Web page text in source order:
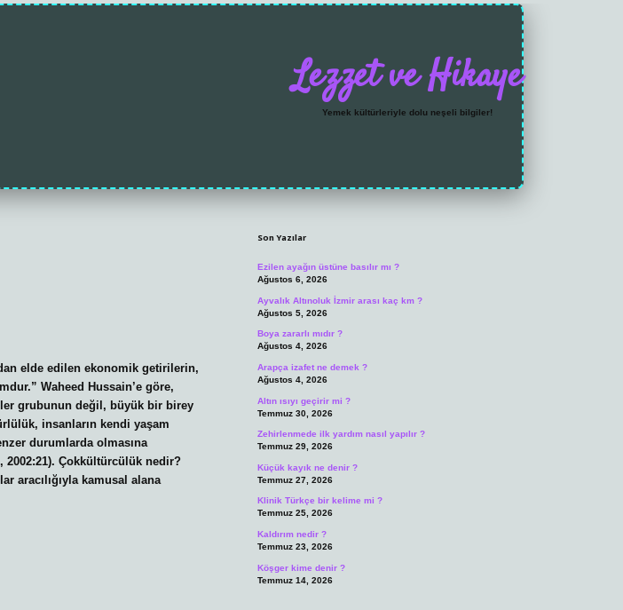
Lezzet ve Hikaye
Yemek kültürleriyle dolu neşeli bilgiler!
elde edilen ekonomik getirilerin,
Waheed Hussain’e göre,
grubunun değil, büyük bir birey
insanların kendi yaşam
durumlarda olmasına
2002:21). Çokkültürcülük nedir?
kamusal alana
Sidebar
Son Yazılar
Ezilen ayağın üstüne basılır mı ?
Ağustos 6, 2026
Ayvalık Altınoluk İzmir arası kaç km ?
Ağustos 5, 2026
Boya zararlı mıdır ?
Ağustos 4, 2026
Arapça izafet ne demek ?
Ağustos 4, 2026
Altın ısıyı geçirir mi ?
Temmuz 30, 2026
Zehirlenmede ilk yardım nasıl yapılır ?
Temmuz 29, 2026
Küçük kayık ne denir ?
Temmuz 27, 2026
Klinik Türkçe bir kelime mi ?
Temmuz 25, 2026
Kaldırım nedir ?
Temmuz 23, 2026
Köşger kime denir ?
Temmuz 14, 2026